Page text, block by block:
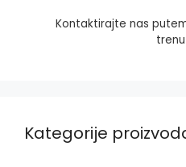
Kontaktirajte nas
Kategorije